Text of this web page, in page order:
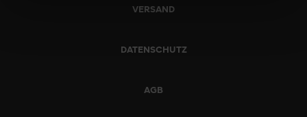
VERSAND
DATENSCHUTZ
AGB